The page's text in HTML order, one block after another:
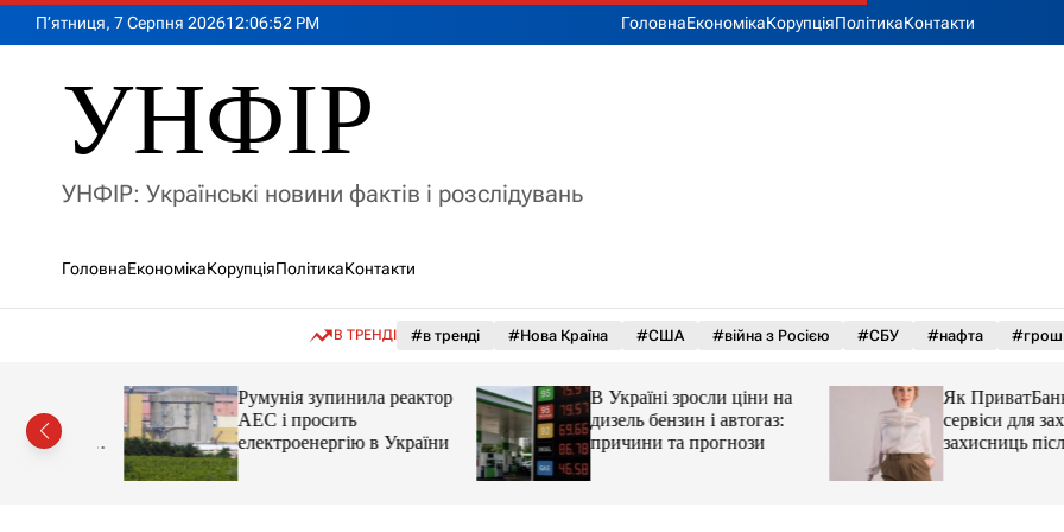
П’ятниця, 7 Серпня 202612:06:54 PM ГоловнаЕкономікаКорупціяПолітикаКонтакти
УНФІР
УНФІР: Українські новини фактів і розслідувань
ГоловнаЕкономікаКорупціяПолітикаКонтакти
В ТРЕНДІ #в тренді #Нова Країна #США #війна з Росією #СБУ #нафта
цін і
Румунія зупинила реактор
АЕС і просить
електроенергію в України
В Україні зросли ціни на
дизель бензин і автогаз:
причини та прогнози
Як ПриватБанк
сервіси для
захисниць після